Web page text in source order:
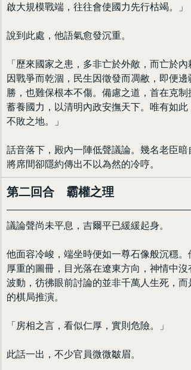
啟大規模戰端，往往會使國力先行枯竭。」
說到此處，他語氣愈發沉重。
「歷來國家之患，多非亡於外敵，而亡於內
因戰爭而乾涸，民生因徵發而凋敝，即便邊
勝，也難保根本不傷。備慮之道，首在克制
蓄養國力，以清明內政安撫天下。唯有如此
不敗之地。」
話音落下，殿內一陣低聲議論。幾名老臣暗
將席間卻隱約傳出不以為然的冷哼。
第二回合　霸權之理
議論聲尚未平息，吉爾平已緩緩起身。
他面容冷峻，端坐時便如一尊石像般沉穩。
厚重的圖冊，目光落在遼東方向，神情中沒
波動，彷彿眼前討論的並非千萬人生死，而
的棋局推演。
「房相之言，看似仁厚，實則危險。」
此話一出，不少官員微微皺眉。